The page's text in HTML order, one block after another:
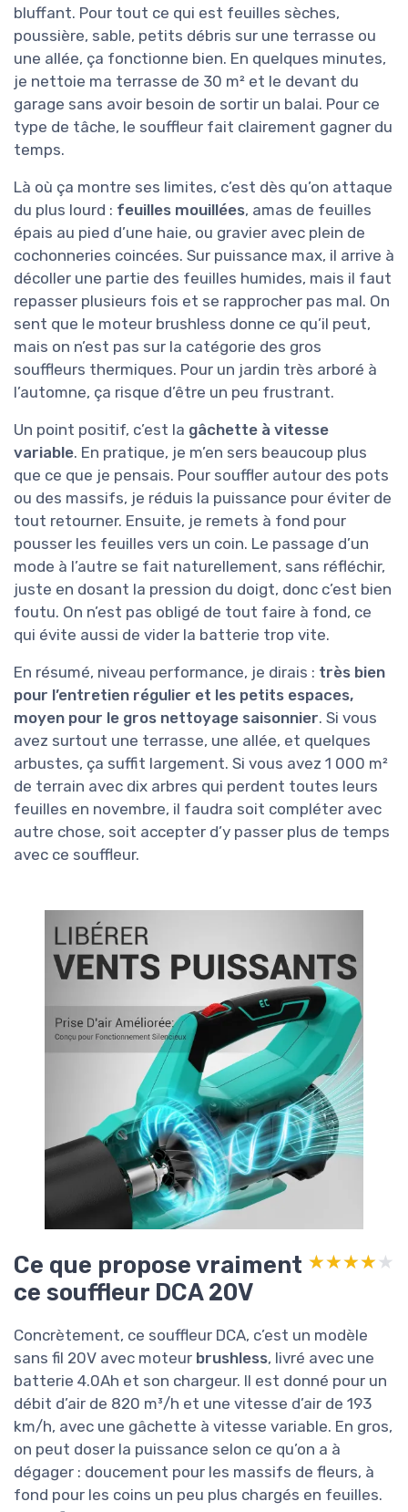
bluffant. Pour tout ce qui est feuilles sèches,
poussière, sable, petits débris sur une terrasse ou
une allée, ça fonctionne bien. En quelques minutes,
je nettoie ma terrasse de 30 m² et le devant du
garage sans avoir besoin de sortir un balai. Pour ce
type de tâche, le souffleur fait clairement gagner du
temps.
Là où ça montre ses limites, c’est dès qu’on attaque
du plus lourd : feuilles mouillées, amas de feuilles
épais au pied d’une haie, ou gravier avec plein de
cochonneries coincées. Sur puissance max, il arrive à
décoller une partie des feuilles humides, mais il faut
repasser plusieurs fois et se rapprocher pas mal. On
sent que le moteur brushless donne ce qu’il peut,
mais on n’est pas sur la catégorie des gros
souffleurs thermiques. Pour un jardin très arboré à
l’automne, ça risque d’être un peu frustrant.
Un point positif, c’est la gâchette à vitesse
variable. En pratique, je m’en sers beaucoup plus
que ce que je pensais. Pour souffler autour des pots
ou des massifs, je réduis la puissance pour éviter de
tout retourner. Ensuite, je remets à fond pour
pousser les feuilles vers un coin. Le passage d’un
mode à l’autre se fait naturellement, sans réfléchir,
juste en dosant la pression du doigt, donc c’est bien
foutu. On n’est pas obligé de tout faire à fond, ce
qui évite aussi de vider la batterie trop vite.
En résumé, niveau performance, je dirais : très bien
pour l’entretien régulier et les petits espaces,
moyen pour le gros nettoyage saisonnier. Si vous
avez surtout une terrasse, une allée, et quelques
arbustes, ça suffit largement. Si vous avez 1 000 m²
de terrain avec dix arbres qui perdent toutes leurs
feuilles en novembre, il faudra soit compléter avec
autre chose, soit accepter d’y passer plus de temps
avec ce souffleur.
Ce que propose vraiment
ce souffleur DCA 20V
★★★★★
★★★★★
Concrètement, ce souffleur DCA, c’est un modèle
sans fil 20V avec moteur brushless, livré avec une
batterie 4.0Ah et son chargeur. Il est donné pour un
débit d’air de 820 m³/h et une vitesse d’air de 193
km/h, avec une gâchette à vitesse variable. En gros,
on peut doser la puissance selon ce qu’on a à
dégager : doucement pour les massifs de fleurs, à
fond pour les coins un peu plus chargés en feuilles.